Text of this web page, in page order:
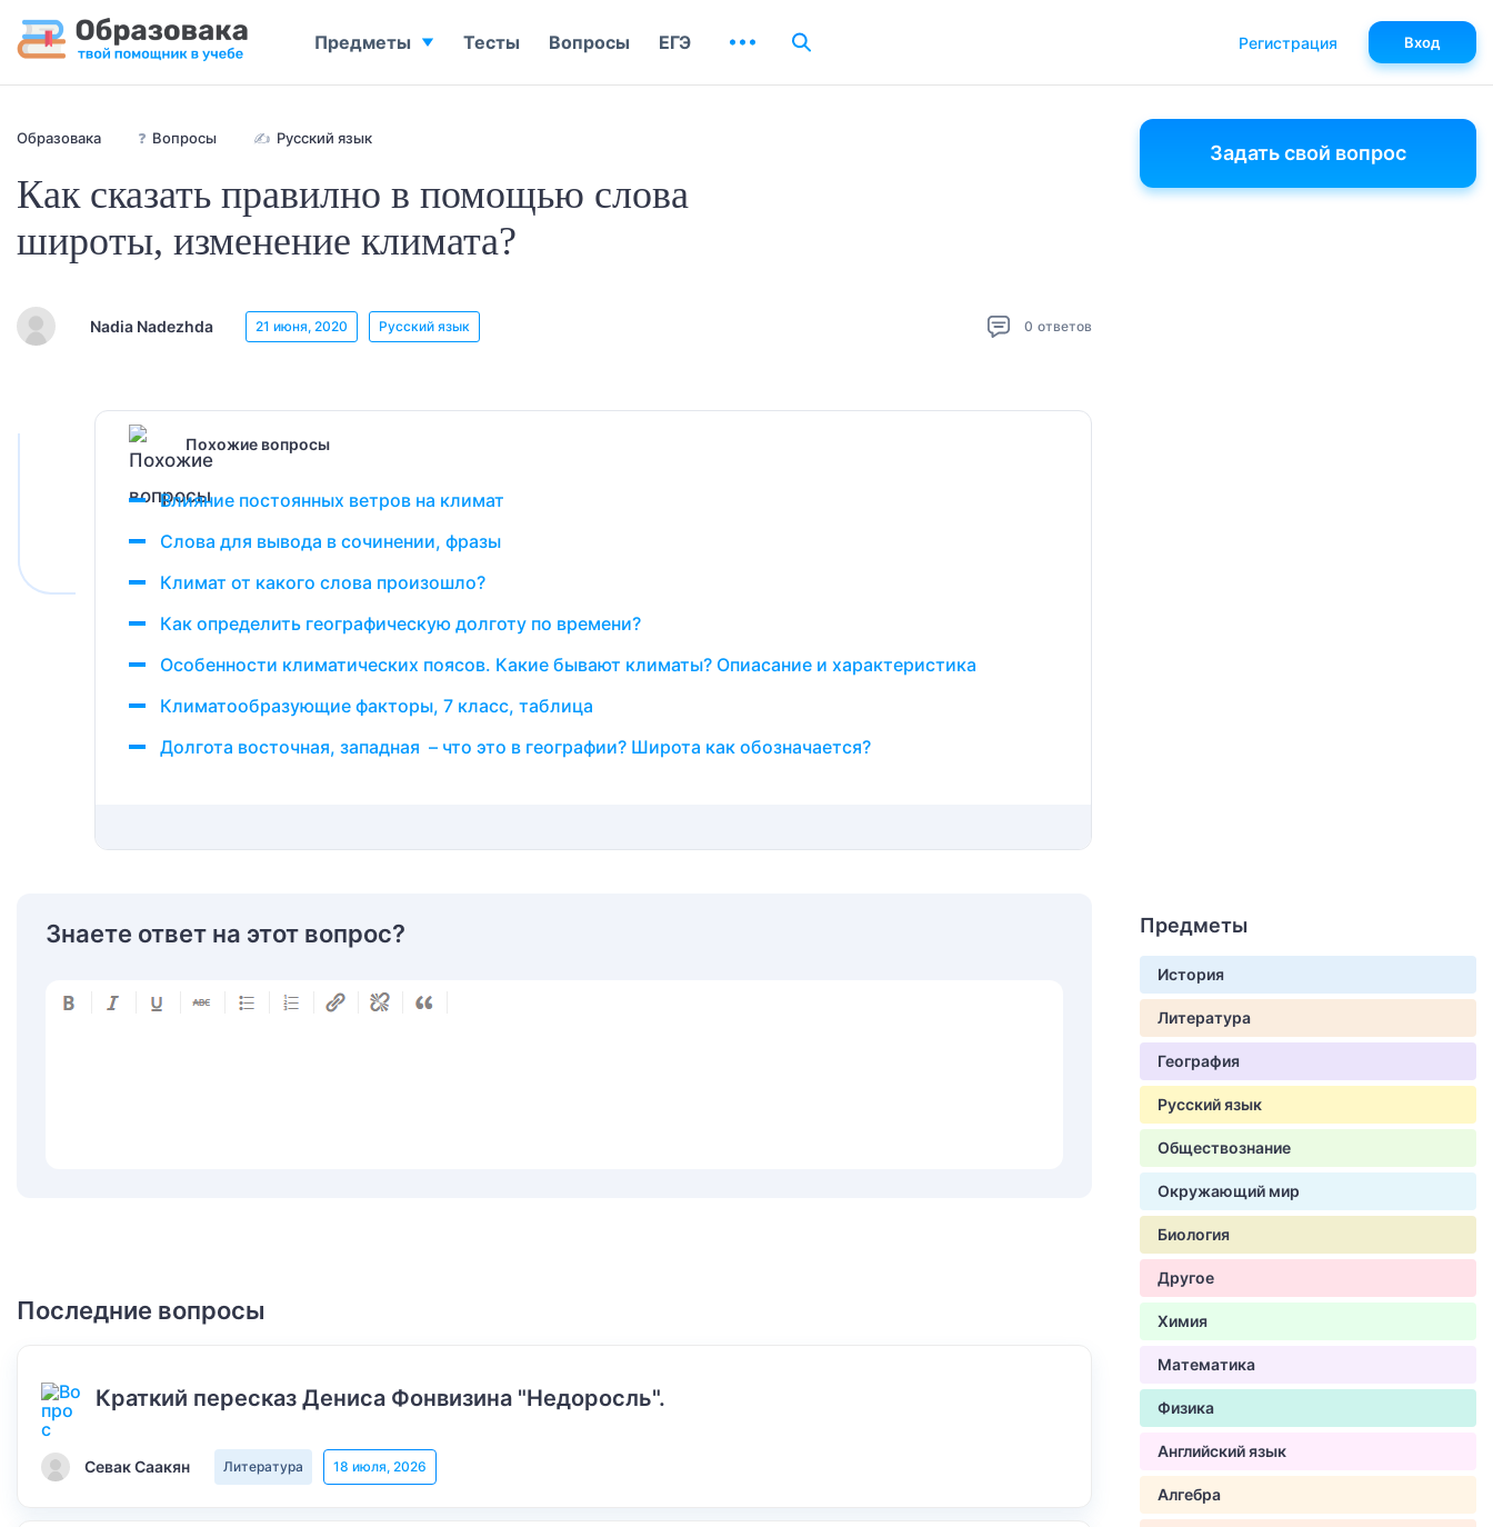
Образовака ❓ Вопросы ✍ Русский язык
Как сказать правилно в помощью слова
широты, изменение климата?
Nadia Nadezhda 21 июня, 2020 Русский язык 0 ответов
Похожие вопросы
Влияние постоянных ветров на климат
Слова для вывода в сочинении, фразы
Климат от какого слова произошло?
Как определить географическую долготу по времени?
Особенности климатических поясов. Какие бывают климаты? Опиасание и характеристика
Климатообразующие факторы, 7 класс, таблица
Долгота восточная, западная – что это в географии? Широта как обозначается?
Знаете ответ на этот вопрос?
Последние вопросы
Краткий пересказ Дениса Фонвизина "Недоросль".
Севак Саакян Литература 18 июля, 2026
Задать свой вопрос
Предметы
История
Литература
География
Русский язык
Обществознание
Окружающий мир
Биология
Другое
Химия
Математика
Физика
Английский язык
Алгебра
Предметы Тесты Вопросы ЕГЭ Регистрация Вход